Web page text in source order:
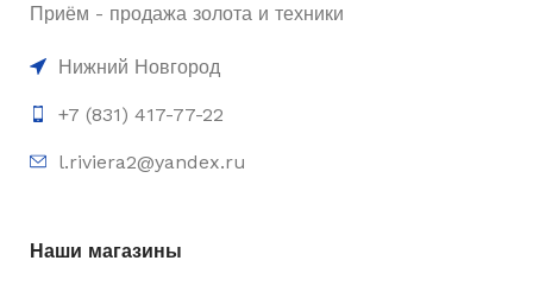
Приём - продажа золота и техники
Нижний Новгород
+7 (831) 417-77-22
l.riviera2@yandex.ru
Наши магазины